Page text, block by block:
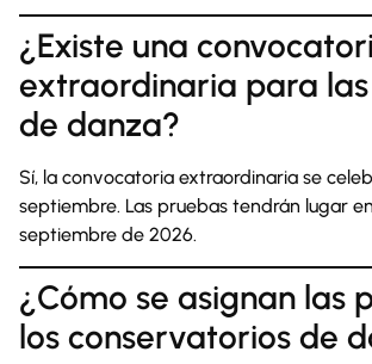
¿Existe una
extraordinaria para
de danza?
Sí, la convocatoria extraordinaria se
septiembre. Las pruebas tendrán lugar
septiembre de 2026.
¿Cómo se asignan las
los conservatorios de